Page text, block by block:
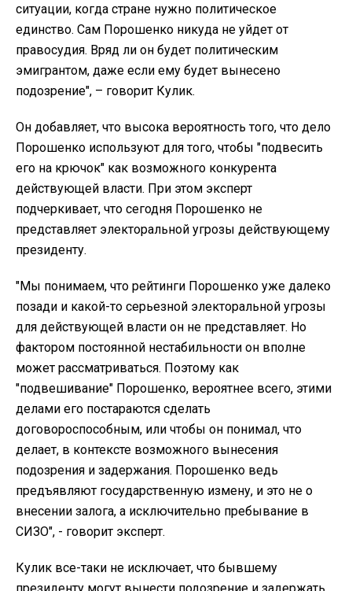
ситуации, когда стране нужно политическое
единство. Сам Порошенко никуда не уйдет от
правосудия. Вряд ли он будет политическим
эмигрантом, даже если ему будет вынесено
подозрение", – говорит Кулик.
Он добавляет, что высока вероятность того, что дело
Порошенко используют для того, чтобы "подвесить
его на крючок" как возможного конкурента
действующей власти. При этом эксперт
подчеркивает, что сегодня Порошенко не
представляет электоральной угрозы действующему
президенту.
"Мы понимаем, что рейтинги Порошенко уже далеко
позади и какой-то серьезной электоральной угрозы
для действующей власти он не представляет. Но
фактором постоянной нестабильности он вполне
может рассматриваться. Поэтому как
"подвешивание" Порошенко, вероятнее всего, этими
делами его постараются сделать
договороспособным, или чтобы он понимал, что
делает, в контексте возможного вынесения
подозрения и задержания. Порошенко ведь
предъявляют государственную измену, и это не о
внесении залога, а исключительно пребывание в
СИЗО", - говорит эксперт.
Кулик все-таки не исключает, что бывшему